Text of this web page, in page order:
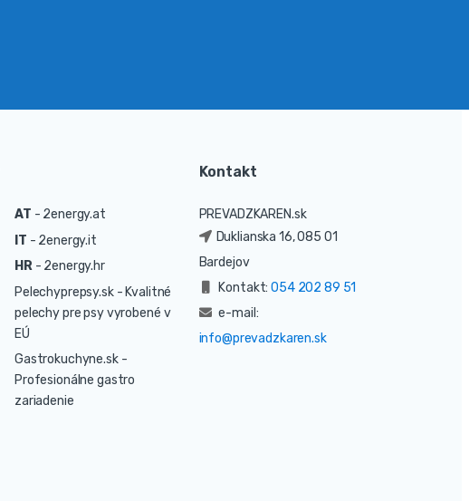
AT - 2energy.at
IT - 2energy.it
HR- 2energy.hr
Pelechyprepsy.sk - Kvalitné
pelechy pre psy vyrobené v
EÚ
Gastrokuchyne.sk -
Profesionálne gastro
zariadenie
Kontakt
PREVADZKAREN.sk
Duklianska 16, 085 01
Bardejov
Kontakt:054 202 89 51
e-mail:
info@prevadzkaren.sk